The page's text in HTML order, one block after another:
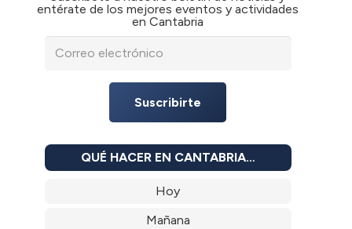
entérate de los mejores eventos y actividades
en Cantabria
Suscribirte
QUÉ HACER EN CANTABRIA…
Hoy
Mañana